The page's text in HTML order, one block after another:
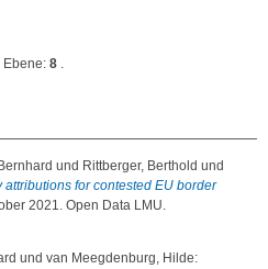
Ebene: 8 .
und Rittberger, Berthold und
for contested EU border
2021. Open Data LMU.
und van Meegdenburg, Hilde: